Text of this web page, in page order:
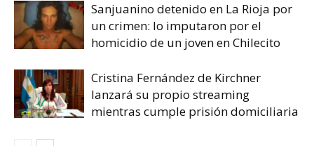
Sanjuanino detenido en La Rioja por
un crimen: lo imputaron por el
homicidio de un joven en Chilecito
Cristina Fernández de Kirchner
lanzará su propio streaming
mientras cumple prisión domiciliaria